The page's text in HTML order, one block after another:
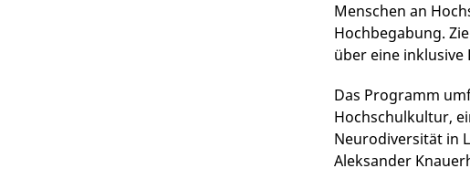
Menschen an
Hochbegabung.
über eine
Das Programm
Hochschulkultur,
Neurodiversität in
Aleksander